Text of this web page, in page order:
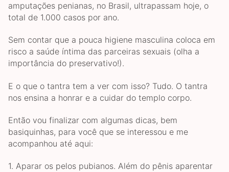
amputações penianas, no Brasil, ultrapassam hoje, o
total de 1.000 casos por ano.
Sem contar que a pouca higiene masculina coloca em
risco a saúde íntima das parceiras sexuais (olha a
importância do preservativo!).
E o que o tantra tem a ver com isso? Tudo. O tantra
nos ensina a honrar e a cuidar do templo corpo.
Então vou finalizar com algumas dicas, bem
basiquinhas, para você que se interessou e me
acompanhou até aqui:
1. Aparar os pelos pubianos. Além do pênis aparentar